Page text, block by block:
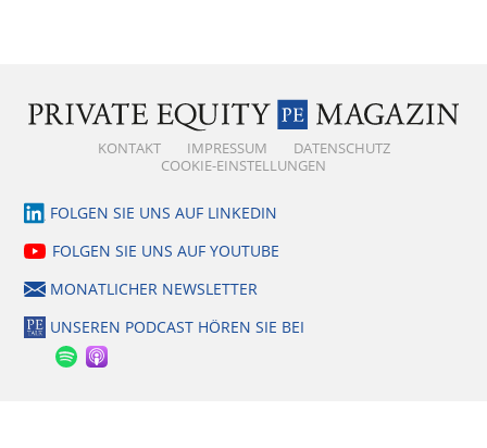
KONTAKT IMPRESSUM
DATENSCHUTZ
COOKIE-EINSTELLUNGEN
FOLGEN SIE UNS AUF LINKEDIN
FOLGEN SIE UNS AUF YOUTUBE
MONATLICHER NEWSLETTER
UNSEREN PODCAST HÖREN SIE BEI